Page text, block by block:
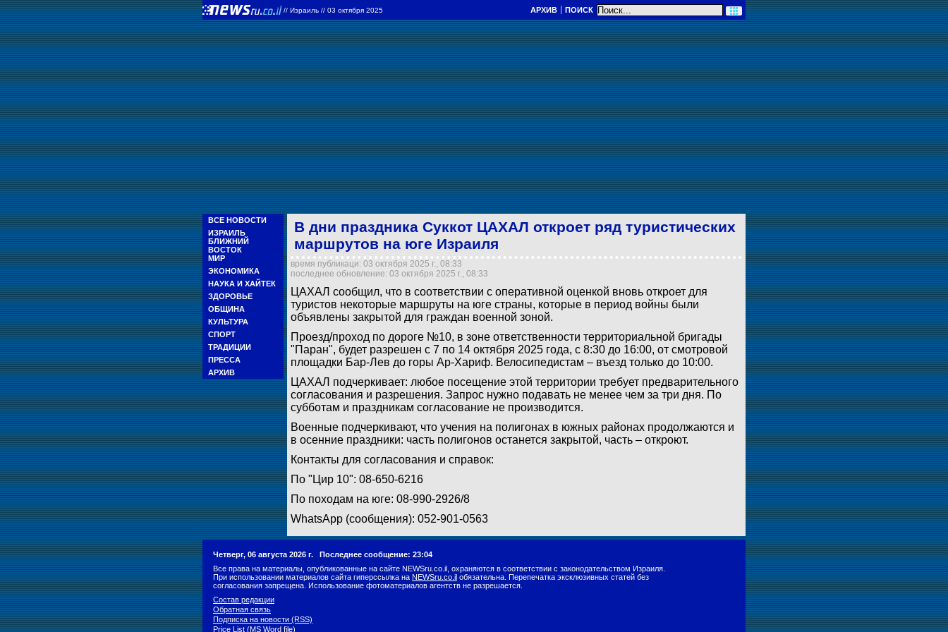
// Израиль // 03 октября 2025 АРХИВ ПОИСК
ВСЕ НОВОСТИ
ИЗРАИЛЬ
БЛИЖНИЙ
ВОСТОК
МИР
ЭКОНОМИКА
НАУКА И ХАЙТЕК
ЗДОРОВЬЕ
ОБЩИНА
КУЛЬТУРА
СПОРТ
ТРАДИЦИИ
ПРЕССА
АРХИВ
В дни праздника Суккот ЦАХАЛ откроет ряд туристических
маршрутов на юге Израиля
время публикаци: 03 октября 2025 г., 08:33
последнее обновление: 03 октября 2025 г., 08:33
ЦАХАЛ сообщил, что в соответствии с оперативной оценкой вновь откроет для
туристов некоторые маршруты на юге страны, которые в период войны были
объявлены закрытой для граждан военной зоной.
Проезд/проход по дороге №10, в зоне ответственности территориальной бригады
"Паран", будет разрешен с 7 по 14 октября 2025 года, с 8:30 до 16:00, от смотровой
площадки Бар-Лев до горы Ар-Хариф. Велосипедистам – въезд только до 10:00.
ЦАХАЛ подчеркивает: любое посещение этой территории требует предварительного
согласования и разрешения. Запрос нужно подавать не менее чем за три дня. По
субботам и праздникам согласование не производится.
Военные подчеркивают, что учения на полигонах в южных районах продолжаются и
в осенние праздники: часть полигонов останется закрытой, часть – откроют.
Контакты для согласования и справок:
По "Цир 10": 08-650-6216
По походам на юге: 08-990-2926/8
WhatsApp (сообщения): 052-901-0563
Четверг, 06 августа 2026 г. Последнее сообщение: 23:04
Все права на материалы, опубликованные на сайте NEWSru.co.il, охраняются в соответствии с законодательством Израиля.
При использовании материалов сайта гиперссылка на NEWSru.co.il обязательна. Перепечатка эксклюзивных статей без
согласования запрещена. Использование фотоматериалов агентств не разрешается.
Состав редакции
Обратная связь
Подписка на новости (RSS)
Price List (MS Word file)